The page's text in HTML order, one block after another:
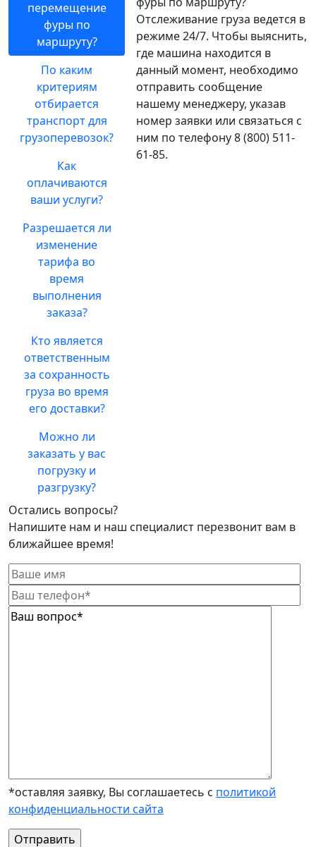
перемещение
фуры по
маршруту?
По каким
критериям
отбирается
транспорт для
грузоперевозок?
Как
оплачиваются
ваши услуги?
Разрешается ли
изменение
тарифа во
время
выполнения
заказа?
Кто является
ответственным
за сохранность
груза во время
его доставки?
Можно ли
заказать у вас
погрузку и
разгрузку?
Отслеживание груза ведется в
режиме 24/7. Чтобы выяснить,
где машина находится в
данный момент, необходимо
отправить сообщение
нашему менеджеру, указав
номер заявки или связаться с
ним по телефону 8 (800) 511-
61-85.
Остались вопросы?
Напишите нам и наш специалист перезвонит вам в
ближайшее время!
*оставляя заявку, Вы соглашаетесь с политикой
конфиденциальности сайта